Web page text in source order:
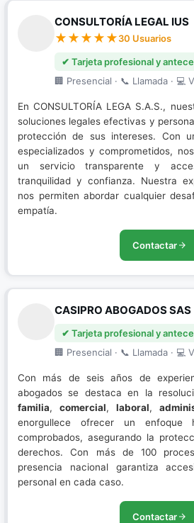
CONSULTORÍA LEGAL IUS
30 Usuarios
✔ Tarjeta profesional y
🏢 Presencial · 📞 Llamada · 💻
En CONSULTORÍA LEGA S.A.S.,
soluciones legales efectivas y
protección de sus intereses. Con
especializados y comprometidos,
un servicio transparente y
tranquilidad y confianza. Nuestra
nos permiten abordar cualquier
empatía.
Contactar
CASIPRO ABOGADOS SAS
✔ Tarjeta profesional y
🏢 Presencial · 📞 Llamada · 💻
Con más de seis años de
abogados se destaca en la
familia, comercial, laboral,
enorgullece ofrecer un enfoque
comprobados, asegurando la
derechos. Con más de 100
presencia nacional garantiza
personal en cada caso.
Contactar